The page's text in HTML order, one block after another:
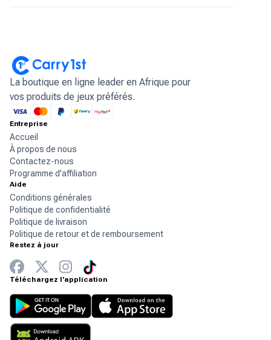
La boutique en ligne leader en Afrique pour
vos produits de jeux préférés.
Entreprise
Accueil
À propos de nous
Contactez-nous
Programme d'affiliation
Aide
Conditions générales
Politique de confidentialité
Politique de livraison
Politique de retour et de remboursement
Restez à jour
Téléchargez l'application